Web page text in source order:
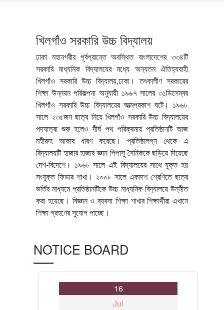
খিলগাঁও সরকারি উচ্চ বিদ্যালয়
ঢাকা মহানগরীর পূর্বপ্রান্তে অবস্থিত বাংলাদেশের ৩৩৪টি
সরকারি মাধ্যমিক বিদ্যালযের মধ্যে অন্যতম ঐতিহ্যবাহী
খিলগাঁও সরকারি উচ্চ বিদ্যালয়,ঢাকা। তৎকালীণ সরকারের
শিক্ষা উন্নয়ন পরিকল্পনা অনুযায়ী ১৯৬৭ সালের ৩১ডিসেম্বর
খিলগাঁও সরকারি উচ্চ বিদ্যালয়ের আত্মপ্রকাশ ঘটে। ১৯৬৮
সালে ২৩৫জন ছাত্র নিয়ে খিলগাঁও সরকারি উচ্চ বিদ্যালয়ের
পদযাত্রা শুরু হলেও দীর্ঘ পথ পরিক্রমায় প্রতিষ্ঠানটি আজ
মহীরুহ আকার ধারণ করেছে। প্রতিষ্ঠালগ্ন থেকে এ
বিদ্যালয়টি হাজার হাজার জ্ঞান পিপাসু সৈনিককে ছড়িয়ে দিয়েছে
দেশ-বিদেশে। ১৯৬৮ সালে এই বিদ্যালয়ের সাথে যুক্ত হয়
সংযুক্ত ফিডার শাখা। ২০০৮ সালে একাদশ শ্রেণিতে ছাত্র
ভর্তির মাধ্যমে প্রতিষ্ঠানটিকে উচ্চ মাধ্যমিক বিদ্যালয়ে উন্নীত
করা হয়েছে। বিজ্ঞান ও ব্যবসা শিক্ষা শাখার শিক্ষার্থীরা এখানে
শিক্ষা গ্রহণের সুযোগ পাচ্ছে।
NOTICE BOARD
16
Jul